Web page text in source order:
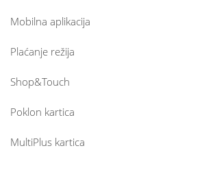
Mobilna aplikacija
Plaćanje režija
Shop&Touch
Poklon kartica
MultiPlus kartica